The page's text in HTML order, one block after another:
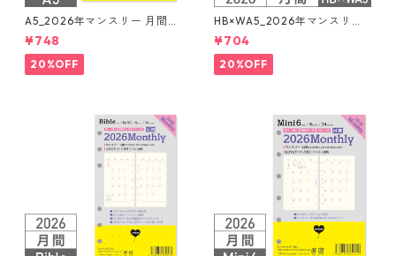
A5_2026年マンスリー 月間ブ
ロック + LOVEドット罫 シス
テム手帳リフィル
¥748
20%OFF
HB×WA5_2026年マンスリー
月間ブロック+LOVEドット罫
システム手帳リフィル
¥704
20%OFF